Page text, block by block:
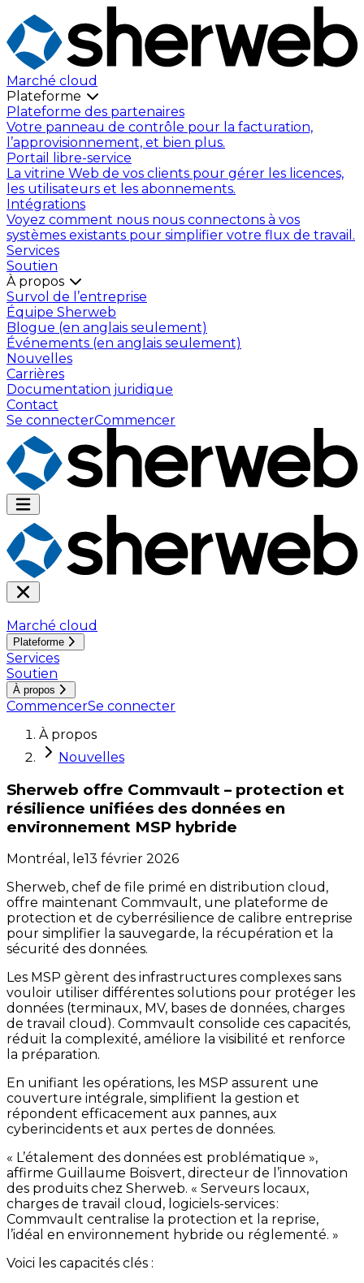
Marché cloud
Plateforme
Plateforme des partenaires
Votre panneau de contrôle pour la facturation,
l’approvisionnement, et bien plus.
Portail libre-service
La vitrine Web de vos clients pour gérer les licences,
les utilisateurs et les abonnements.
Intégrations
Voyez comment nous nous connectons à vos
systèmes existants pour simplifier votre flux de travail.
Services
Soutien
À propos
Survol de l’entreprise
Équipe Sherweb
Blogue (en anglais seulement)
Événements (en anglais seulement)
Nouvelles
Carrières
Documentation juridique
Contact
Se connecterCommencer
Marché cloud
Plateforme
Services
Soutien
À propos
CommencerSe connecter
À propos
Nouvelles
Sherweb offre Commvault – protection et
résilience unifiées des données en
environnement MSP hybride
Montréal, le13 février 2026
Sherweb, chef de file primé en distribution cloud,
offre maintenant Commvault, une plateforme de
protection et de cyberrésilience de calibre entreprise
pour simplifier la sauvegarde, la récupération et la
sécurité des données.
Les MSP gèrent des infrastructures complexes sans
vouloir utiliser différentes solutions pour protéger les
données (terminaux, MV, bases de données, charges
de travail cloud). Commvault consolide ces capacités,
réduit la complexité, améliore la visibilité et renforce
la préparation.
En unifiant les opérations, les MSP assurent une
couverture intégrale, simplifient la gestion et
répondent efficacement aux pannes, aux
cyberincidents et aux pertes de données.
« L’étalement des données est problématique »,
affirme Guillaume Boisvert, directeur de l’innovation
des produits chez Sherweb. « Serveurs locaux,
charges de travail cloud, logiciels-services :
Commvault centralise la protection et la reprise,
l’idéal en environnement hybride ou réglementé. »
Voici les capacités clés :